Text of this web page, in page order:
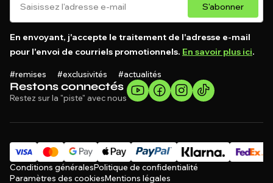
Restons connectés
Restez sur la "piste" avec nous
S'abonner
En envoyant, j'accepte le traitement de l'adresse e-mail
pour l'envoi de courriels promotionnels. En savoir plus ici.
#remises #exclusivités #actualités
Conditions généralesPolitique de confidentialité
Paramètres des cookiesMentions légales